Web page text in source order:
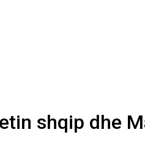
shqip dhe